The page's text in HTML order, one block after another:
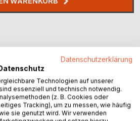
Datenschutzerklärung
Technologien auf unserer
essenziell und technisch notwendig.
(z. B. Cookies oder
Tracking), um zu messen, wie häufig
sie genutzt wird. Wir verwenden